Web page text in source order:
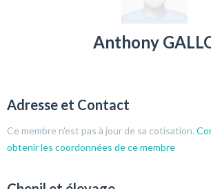
Anthony
Adresse et Contact
Ce membre n'est pas à jour de sa cotisation.
obtenir les coordonnées de ce membre